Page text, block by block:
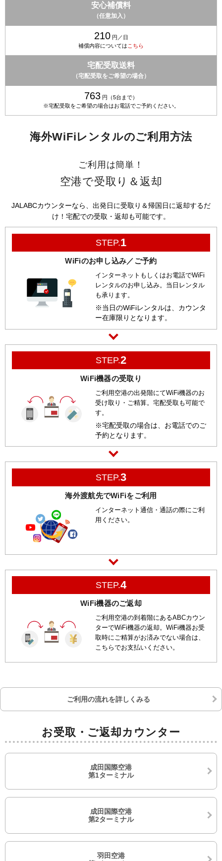
安心補償料
（任意加入）
210円／日
補償内容については こちら
宅配受取送料
（宅配受取をご希望の場合）
763 円（5台まで）
※宅配受取をご希望の場合はお電話でご予約ください。
海外WiFiレンタルのご利用方法
ご利用は簡単！
空港で受取り＆返却
JALABCカウンターなら、出発日に受取り＆帰国日に返却するだ
け！宅配での受取・返却も可能です。
STEP.1
WiFiのお申し込み／ご予約
インターネットもしくはお電話でWiFi
レンタルのお申し込み。当日レンタル
も承ります。
※当日のWiFiレンタルは、カウンタ
ー在庫限りとなります。
STEP.2
WiFi機器の受取り
ご利用空港の出発階にてWiFi機器のお
受け取り・ご精算。宅配受取も可能で
す。
※宅配受取の場合は、お電話でのご
予約となります。
STEP.3
海外渡航先でWiFiをご利用
インターネット通信・通話の際にご利
用ください。
STEP.4
WiFi機器のご返却
ご利用空港の到着階にあるABCカウン
ターでWiFi機器の返却。WiFi機器お受
取時にご精算がお済みでない場合は、
こちらでお支払いください。
ご利用の流れを詳しくみる
お受取・ご返却カウンター
成田国際空港
第1ターミナル
成田国際空港
第2ターミナル
羽田空港